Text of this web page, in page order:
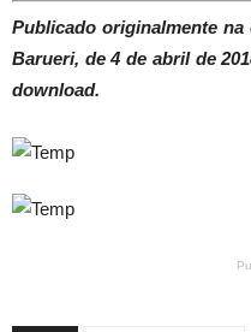
Publicado originalmente
Barueri, de 4 de abril de
download.